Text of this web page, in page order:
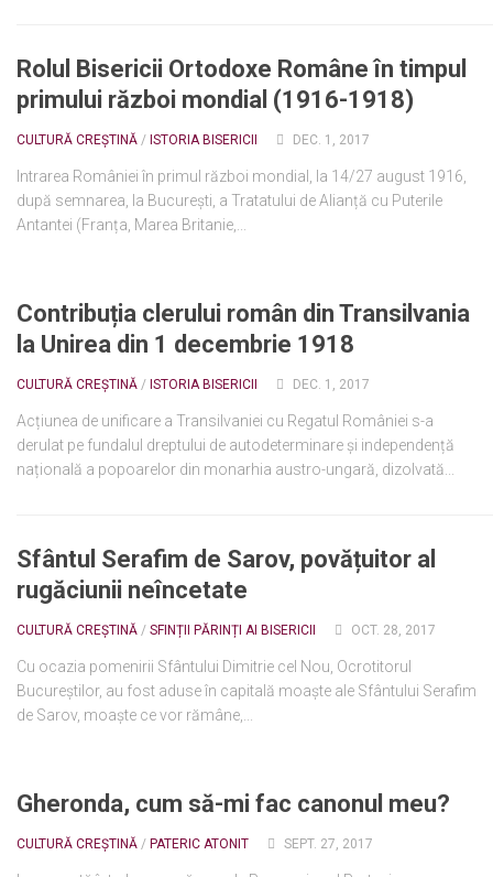
Rolul Bisericii Ortodoxe Române în timpul
primului război mondial (1916-1918)
CULTURĂ CREȘTINĂ / ISTORIA BISERICII DEC. 1, 2017
Intrarea României în primul război mondial, la 14/27 august 1916,
după semnarea, la București, a Tratatului de Alianță cu Puterile
Antantei (Franța, Marea Britanie,...
Contribuția clerului român din Transilvania
la Unirea din 1 decembrie 1918
CULTURĂ CREȘTINĂ / ISTORIA BISERICII DEC. 1, 2017
Acțiunea de unificare a Transilvaniei cu Regatul României s-a
derulat pe fundalul dreptului de autodeterminare și independență
națională a popoarelor din monarhia austro-ungară, dizolvată...
Sfântul Serafim de Sarov, povățuitor al
rugăciunii neîncetate
CULTURĂ CREȘTINĂ / SFINȚII PĂRINȚI AI BISERICII OCT. 28, 2017
Cu ocazia pomenirii Sfântului Dimitrie cel Nou, Ocrotitorul
Bucureștilor, au fost aduse în capitală moaște ale Sfântului Serafim
de Sarov, moaște ce vor rămâne,...
Gheronda, cum să-mi fac canonul meu?
CULTURĂ CREȘTINĂ / PATERIC ATONIT SEPT. 27, 2017